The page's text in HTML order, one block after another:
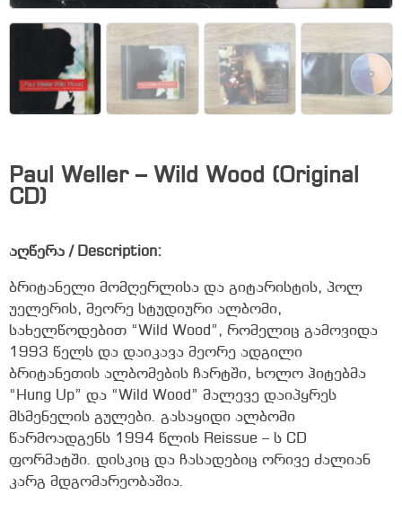
Paul Weller – Wild Wood (Original
CD)
აღწერა / Description:
ბრიტანელი მომღერლისა და გიტარისტის, პოლ
უელერის, მეორე სტუდიური ალბომი,
სახელწოდებით “Wild Wood”, რომელიც გამოვიდა
1993 წელს და დაიკავა მეორე ადგილი
ბრიტანეთის ალბომების ჩარტში, ხოლო ჰიტებმა
“Hung Up” და “Wild Wood” მალევე დაიპყრეს
მსმენელის გულები. გასაყიდი ალბომი
წარმოადგენს 1994 წლის Reissue – ს CD
ფორმატში. დისკიც და ჩასადებიც ორივე ძალიან
კარგ მდგომარეობაშია.